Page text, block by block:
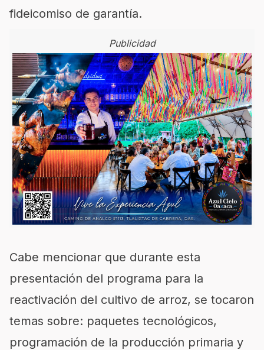
fideicomiso de garantía.
Publicidad
Cabe mencionar que durante esta
presentación del programa para la
reactivación del cultivo de arroz, se tocaron
temas sobre: paquetes tecnológicos,
programación de la producción primaria y